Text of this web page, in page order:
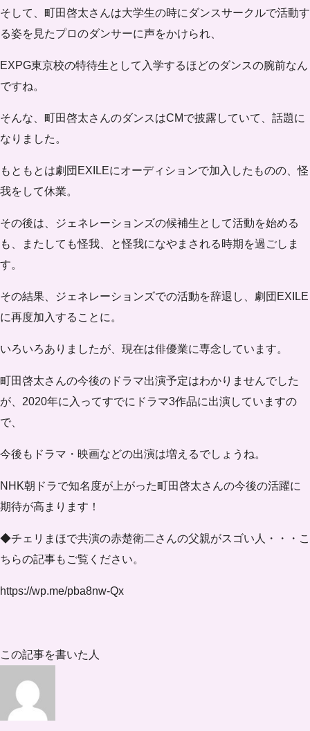
そして、町田啓太さんは大学生の時にダンスサークルで活動す
る姿を見たプロのダンサーに声をかけられ、
EXPG東京校の特待生として入学するほどのダンスの腕前なん
ですね。
そんな、町田啓太さんのダンスはCMで披露していて、話題に
なりました。
もともとは劇団EXILEにオーディションで加入したものの、怪
我をして休業。
その後は、ジェネレーションズの候補生として活動を始める
も、またしても怪我、と怪我になやまされる時期を過ごしま
す。
その結果、ジェネレーションズでの活動を辞退し、劇団EXILE
に再度加入することに。
いろいろありましたが、現在は俳優業に専念 しています。
町田啓太さんの今後のドラマ出演予定はわかりませんでした
が、2020年に入ってすでにドラマ3作品に出演していますの
で、
今後もドラマ・映画などの出演は増えるでしょうね。
NHK朝ドラで知名度が上がった町田啓太さんの今後の活躍に
期待が高まります！
◆チェリまほで共演の赤楚衛二さんの父親がスゴい人・・・こ
ちらの記事もご覧ください。
https://wp.me/pba8nw-Qx
この記事を書いた人